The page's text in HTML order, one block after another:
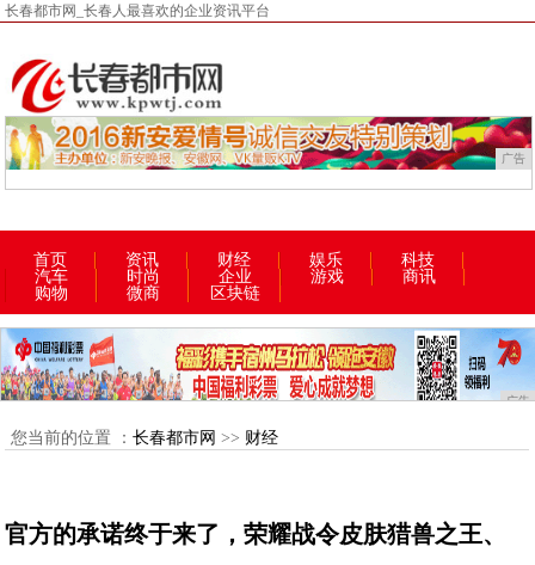
长春都市网_长春人最喜欢的企业资讯平台
广告
首页 资讯 财经 娱乐
科技
汽车
时尚 企业 游戏
商讯
购物
微商 区块链
广告
您当前的位置 ： 长春都市网 >> 财经
官方的承诺终于来了，荣耀战令皮肤猎兽之王、